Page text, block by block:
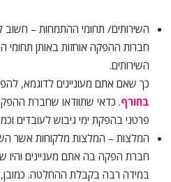
השירותים/ תחומי ההתמחות – חשוב
חברות ההפקה אוחזות באותן תחומי
השירותים.
כך שאם אתם מעוניינים לדוגמא,
בחורף. כדאי שתוודאו שחברת
פרטני בהפקת ימי גיבוש לעובדים
המלצות – המלצות מלקוחות אשר
חברת הפקה בה אתם מעניינים והיו
במידה רבה בקבלת ההחלטה.